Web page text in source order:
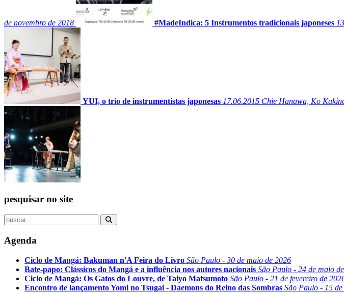
de novembro de 2018 #MadeIndica: 5 Instrumentos tradicionais japoneses
YUI, o trio de instrumentistas japonesas 17.06.2015 Chie Hanawa, Ko
pesquisar no site
Agenda
Ciclo de Mangá: Bakuman n'A Feira do Livro São Paulo - 30 de maio de 2026
Bate-papo: Clássicos do Mangá e a influência nos autores nacionais São Paulo - 24 de maio
Ciclo de Mangá: Os Gatos do Louvre, de Taiyo Matsumoto São Paulo - 21 de fevereiro de
Encontro de lançamento Yomi no Tsugai - Daemons do Reino das Sombras São Paulo - 15